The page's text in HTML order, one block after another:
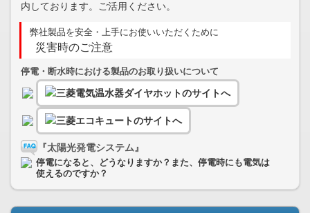
内しております。ご活用ください。
弊社製品を安全・上手にお使いいただくために
災害時のご注意
停電・断水時における製品のお取り扱いについて
『太陽光発電システム』
停電になると、どうなりますか？また、停電時にも電気は
使えるのですか？